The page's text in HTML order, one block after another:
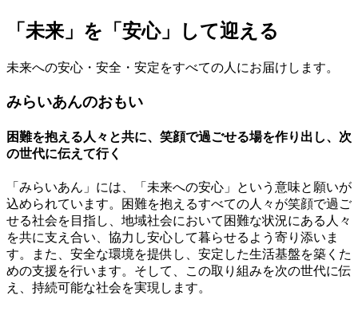
「未来」を「安心」して迎える
未来への安心・安全・安定をすべての人にお届けします。
みらいあんのおもい
困難を抱える人々と共に、笑顔で過ごせる場を作り出し、次
の世代に伝えて行く
「みらいあん」には、「未来への安心」という意味と願いが
込められています。困難を抱えるすべての人々が笑顔で過ご
せる社会を目指し、地域社会において困難な状況にある人々
を共に支え合い、協力し安心して暮らせるよう寄り添いま
す。また、安全な環境を提供し、安定した生活基盤を築くた
めの支援を行います。そして、この取り組みを次の世代に伝
え、持続可能な社会を実現します。